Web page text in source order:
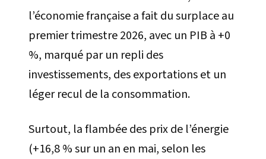
l’économie française a fait du surplace au
premier trimestre 2026, avec un PIB à +0
%, marqué par un repli des
investissements, des exportations et un
léger recul de la consommation.
Surtout, la flambée des prix de l’énergie
(+16,8 % sur un an en mai, selon les